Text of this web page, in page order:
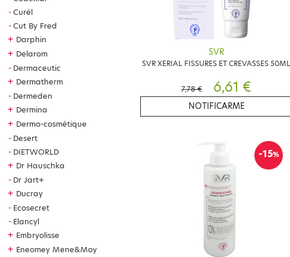
Curél
Cut By Fred
+ Darphin
+ Delarom
Dermaceutic
+ Dermatherm
Dermeden
+ Dermina
+ Dermo-cosmétique
Desert
DIETWORLD
+ Dr Hauschka
Dr Jart+
+ Ducray
Ecosecret
Elancyl
+ Embryolisse
+ Eneomey Mene&Moy
SVR
SVR XERIAL FISSURES ET CREVASSES 50ML
7,78 € 6,61 €
NOTIFICARME
-15%